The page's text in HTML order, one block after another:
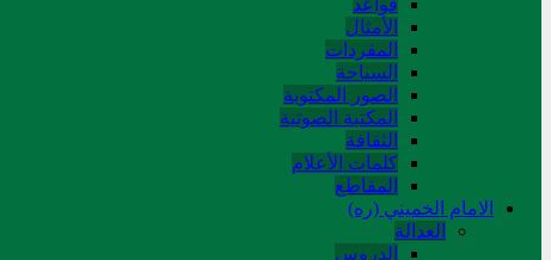
الأمثال
المفردات
السیاحة
الصور المکتوبة
المکتبة الصوتیة
الثقافة
کلمات الأعلام
المقاطع
الامام الخميني (ره)
العدالة
الدروس